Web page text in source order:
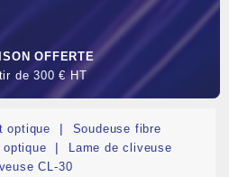
OFFERTE
de 300 € HT
optique
Soudeuse fibre
Lame de cliveuse
CL-30